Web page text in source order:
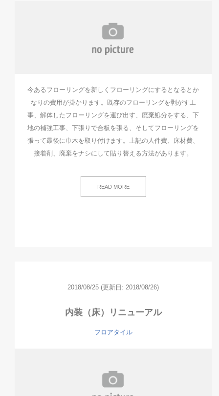
今あるフローリングを新しくフローリングにするとなるとか
なりの費用が掛かります。既存のフローリングを剥がす工
事、解体したフローリングを運び出す、廃棄処分をする、下
地の補強工事、下張りで合板を張る、そしてフローリングを
張って最後に巾木を取り付けます。上記の人件費、床材費、
接着剤、廃棄をナシにして貼り替える方法があります。
READ MORE
2018/08/25 (更新日: 2018/08/26)
内装（床）リニューアル
フロアタイル